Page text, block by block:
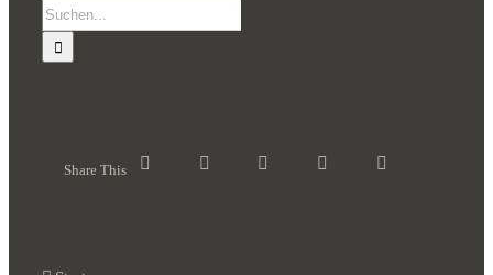
Suche
nach:
Share This